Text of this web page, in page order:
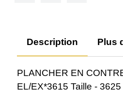
Description Plus
PLANCHER EN
EL/EX*3615 Taille -